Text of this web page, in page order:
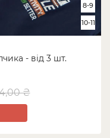
- від 3 шт.
8-9
10-11
₴